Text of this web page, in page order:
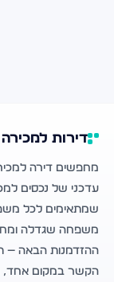
דירות
מחפשים דירה
עדכני של נכסים
שמתאימים לכל
משפחה שגדלה
ההזדמנות הבאה —
הקשר במקום אחד,